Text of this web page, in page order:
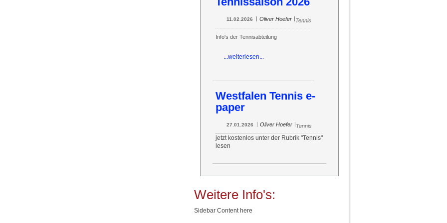
11.02.2026 | Oliver Hoefer |Tennis
Info's der Tennisabteilung
...weiterlesen...
Westfalen Tennis e-
paper
27.01.2026 | Oliver Hoefer |Tennis
jetzt kostenlos unter der Rubrik "Tennis"
lesen
Weitere Info's:
Sidebar Content here